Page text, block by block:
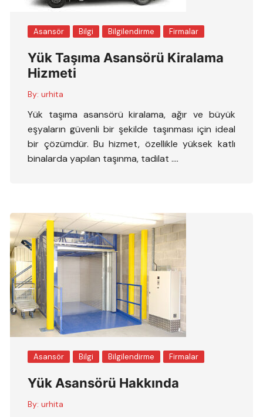
Asansör Bilgi Bilgilendirme Firmalar
Yük Taşıma Asansörü Kiralama
Hizmeti
By: urhita
Yük taşıma asansörü kiralama, ağır ve büyük
eşyaların güvenli bir şekilde taşınması için ideal
bir çözümdür. Bu hizmet, özellikle yüksek katlı
binalarda yapılan taşınma, tadilat ….
Asansör Bilgi Bilgilendirme Firmalar
Yük Asansörü Hakkında
By: urhita